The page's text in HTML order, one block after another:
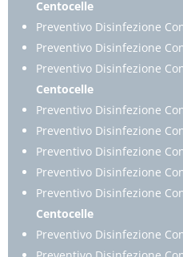
Centocelle
Preventivo Disinfezione
Preventivo Disinfezione
Preventivo Disinfezione
Centocelle
Preventivo Disinfezione
Preventivo Disinfezione
Preventivo Disinfezione
Preventivo Disinfezione
Preventivo Disinfezione
Centocelle
Preventivo Disinfezione